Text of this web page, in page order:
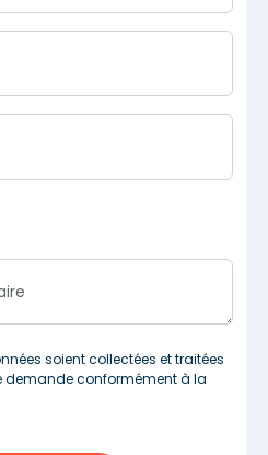
soient collectées et traitées
demande conformément à la